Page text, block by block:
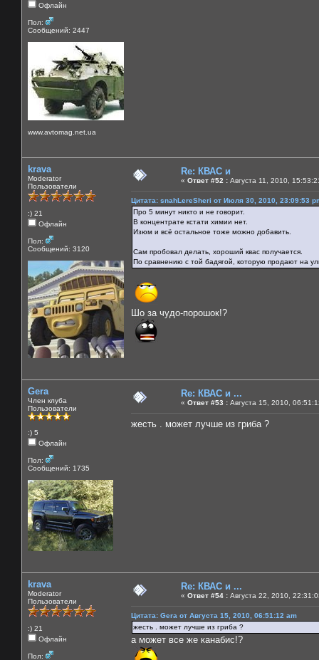
Офлайн
Пол:
Сообщений: 2447
www.avtomag.net.ua
krava
Moderator
Пользователи
:) 21
Офлайн
Пол:
Сообщений: 3120
Re: КВАС и
« Ответ #52 : Августа 11, 2010,
Цитата: snahLereSheri от Июля 30, 2010, 23:09:53
Про 5 минут никто и не говорит.
В концентрате кстати химии нет.
Изюм и всё остальное тоже можно добавить.
Сам пробовал делать, хороший квас получается.
По сравнению с той бадягой, которую продают на
Шо за чудо-порошок!?
Gera
Член клуба
Пользователи
:) 5
Офлайн
Пол:
Сообщений: 1735
Re: КВАС и ...
« Ответ #53 : Августа 15, 2010,
жесть . может лучше из гриба ?
krava
Moderator
Пользователи
:) 21
Офлайн
Пол:
Re: КВАС и ...
« Ответ #54 : Августа 22, 2010,
Цитата: Gera от Августа 15, 2010, 06:51:12 am
жесть . может лучше из гриба ?
а может все же канабис!?